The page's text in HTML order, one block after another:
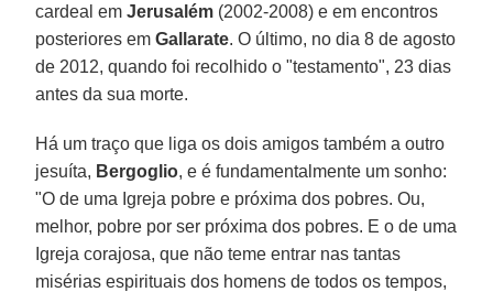
cardeal emJerusalém (2002-2008) e em encontros
posteriores emGallarate. O último, no dia 8 de agosto
de 2012, quando foi recolhido o "testamento", 23 dias
antes da sua morte.
Há um traço que liga os dois amigos também a outro
jesuíta, Bergoglio, e é fundamentalmente um sonho:
"O de uma Igreja pobre e próxima dos pobres. Ou,
melhor, pobre por ser próxima dos pobres. E o de uma
Igreja corajosa, que não teme entrar nas tantas
misérias espirituais dos homens de todos os tempos,